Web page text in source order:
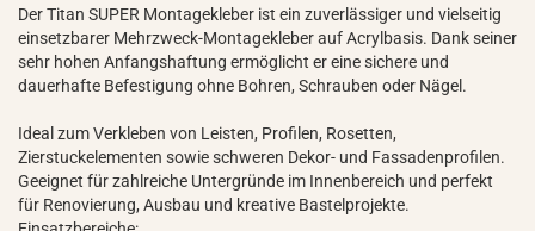
Der Titan SUPER Montagekleber ist ein zuverlässiger und vielseitig
einsetzbarer Mehrzweck-Montagekleber auf Acrylbasis. Dank seiner
sehr hohen Anfangshaftung ermöglicht er eine sichere und
dauerhafte Befestigung ohne Bohren, Schrauben oder Nägel.
Ideal zum Verkleben von Leisten, Profilen, Rosetten,
Zierstuckelementen sowie schweren Dekor- und Fassadenprofilen.
Geeignet für zahlreiche Untergründe im Innenbereich und perfekt
für Renovierung, Ausbau und kreative Bastelprojekte.